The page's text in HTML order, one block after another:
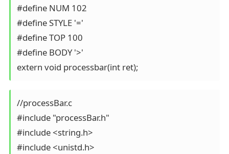
#define NUM 102
#define STYLE '='
#define TOP 100
#define BODY '>'
extern void processbar(int ret);
//processBar.c
#include "processBar.h"
#include <string.h>
#include <unistd.h>